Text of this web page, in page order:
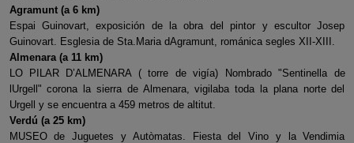
Agramunt (a 6 km)
Espai Guinovart, exposición de la obra del pintor y escultor Josep
Guinovart. Esglesia de Sta.Maria dAgramunt, románica segles XII-XIII.
Almenara (a 11 km)
LO PILAR D’ALMENARA ( torre de vigía) Nombrado "Sentinella de
lUrgell" corona la sierra de Almenara, vigilaba toda la plana norte del
Urgell y se encuentra a 459 metros de altitut.
Verdú (a 25 km)
MUSEO de Juguetes y Autòmatas. Fiesta del Vino y la Vendimia